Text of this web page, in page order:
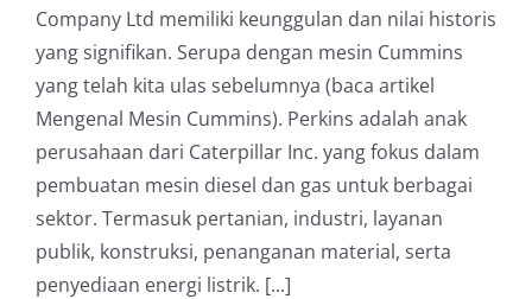
Company Ltd memiliki keunggulan dan nilai historis
yang signifikan. Serupa dengan mesin Cummins
yang telah kita ulas sebelumnya (baca artikel
Mengenal Mesin Cummins). Perkins adalah anak
perusahaan dari Caterpillar Inc. yang fokus dalam
pembuatan mesin diesel dan gas untuk berbagai
sektor. Termasuk pertanian, industri, layanan
publik, konstruksi, penanganan material, serta
penyediaan energi listrik. [...]